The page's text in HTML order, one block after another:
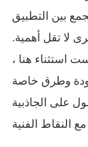
بين التطبيق
لا تقل أهمية.
استثناء هنا ،
وطرق خاصة
على الجاذبية